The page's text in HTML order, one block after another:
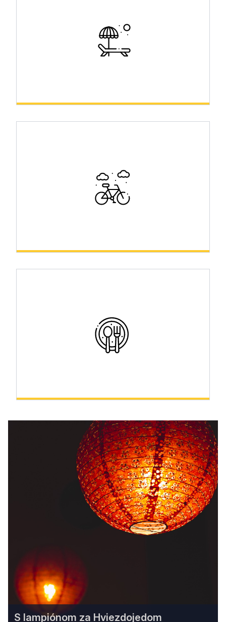
History
Relax & Wellness
Sport
Regional Cuisine
S lampiónom za Hviezdojedom